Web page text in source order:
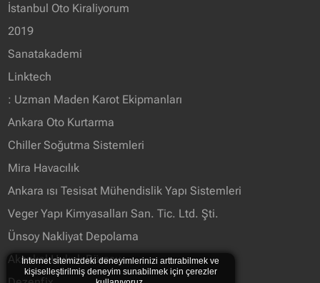
İstanbul Oto Kiraliyorum
2019
Sanatakademi
Linktech
: Uzman Maden Karot Ekipmanları
Ankara Oto Kurtarma
Chiller Soğutma Sistemleri
Mira Havacılık
Ankara ısı Tesisat Mühendislik Yapı Sistemleri
Veger Yapı Kimyasalları San. Tic. Ltd. Şti.
Ünsoy Nakliyat Depolama
Aksakal Hukuk Bürosu
İnternet sitemizdeki deneyimlerinizi arttırabilmek ve
kişiselleştirilmiş deneyim sunabilmek için çerezler